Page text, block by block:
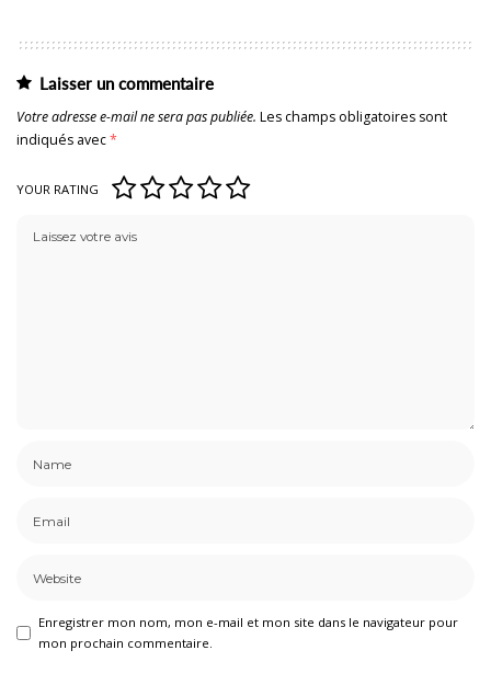
Laisser un commentaire
Votre adresse e-mail ne sera pas publiée. Les champs obligatoires sont
indiqués avec*
YOUR RATING
Enregistrer mon nom, mon e-mail et mon site dans le navigateur pour
mon prochain commentaire.